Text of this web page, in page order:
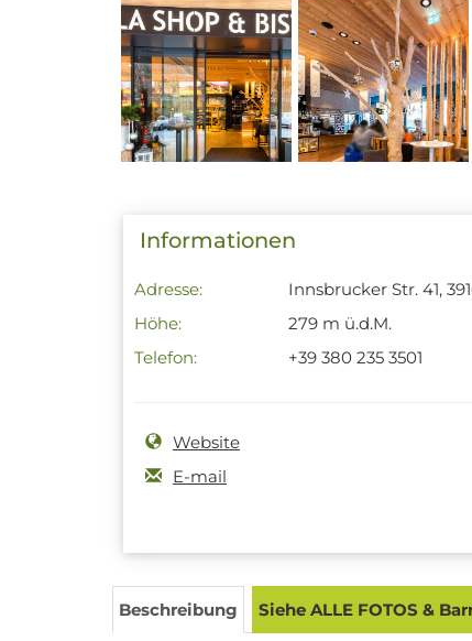
Informationen
Adresse:
Innsbrucker Str. 41,
Höhe:
279 m ü.d.M.
Telefon:
+39 380 235 3501
Website
E-mail
Beschreibung Siehe ALLE FOTOS &